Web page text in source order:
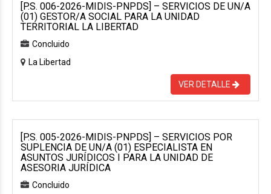
[P.S. 006-2026-MIDIS-PNPDS] – SERVICIOS DE UN/A
(01) GESTOR/A SOCIAL PARA LA UNIDAD
TERRITORIAL LA LIBERTAD
Concluido
La Libertad
VER DETALLE
[P.S. 005-2026-MIDIS-PNPDS] – SERVICIOS POR
SUPLENCIA DE UN/A (01) ESPECIALISTA EN
ASUNTOS JURÍDICOS I PARA LA UNIDAD DE
ASESORIA JURÍDICA
Concluido